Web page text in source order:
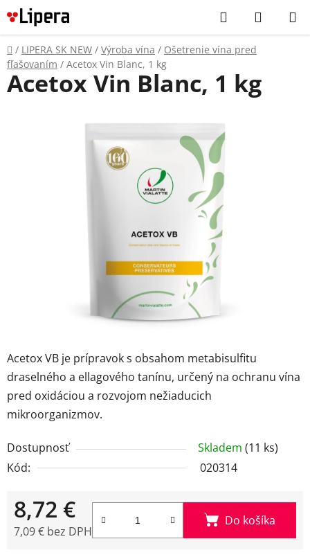
Prejsť
na
obsah
Hľadať
KOŠÍK
Domov
/ LIPERA SK NEW / Výroba vína / Ošetrenie vína pred
fľašovaním / Acetox Vin Blanc, 1 kg
Acetox VB je prípravok s obsahom metabisulfitu
draselného a ellagového tanínu, určený na ochranu vína
pred oxidáciou a rozvojom nežiaducich
mikroorganizmov.
Dostupnosť Skladem (11 ks)
Kód:
020314
8,72 €
7,09 € bez DPH
Do košíka
Acetox Vin Blanc, 1 kg